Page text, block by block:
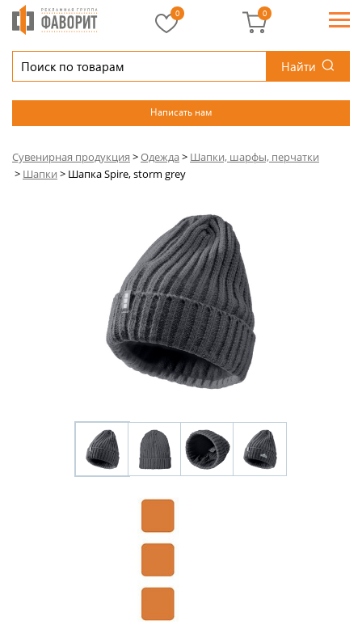
Найти
Написать нам
0 0
Сувенирная продукция >Одежда> Шапки, шарфы, перчатки
> Шапки > Шапка Spire, storm grey